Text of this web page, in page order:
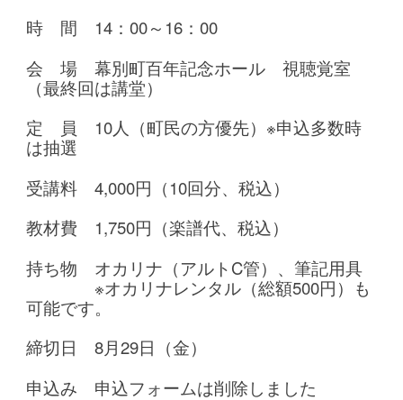
時 間 14：00～16：00
会 場 幕別町百年記念ホール 視聴覚室
（最終回は講堂）
定 員 10人（町民の方優先）※申込多数時
は抽選
受講料 4,000円（10回分、税込）
教材費 1,750円（楽譜代、税込）
持ち物 オカリナ（アルトC管）、筆記用具
※オカリナレンタル（総額500円）も
可能です。
締切日 8月29日（金）
申込み 申込フォームは削除しました